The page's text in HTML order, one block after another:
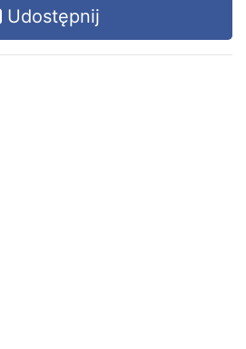
Udostępnij